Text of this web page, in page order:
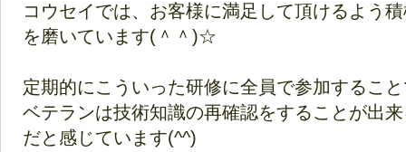
コウセイでは、お客様に満足して頂けるよう
を磨いています(＾＾)☆
定期的にこういった研修に全員で参加するこ
ベテランは技術知識の再確認をすることが出
だと感じています(^^)